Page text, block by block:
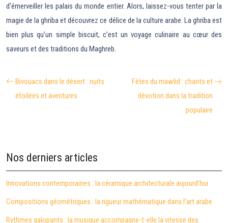
d’émerveiller les palais du monde entier. Alors, laissez-vous tenter par la
magie de la ghriba et découvrez ce délice de la culture arabe. La ghriba est
bien plus qu’un simple biscuit, c’est un voyage culinaire au cœur des
saveurs et des traditions du Maghreb.
Bivouacs dans le désert : nuits
étoilées et aventures
Fêtes du mawlid : chants et
dévotion dans la tradition
populaire
Nos derniers articles
Innovations contemporaines : la céramique architecturale aujourd’hui
Compositions géométriques : la rigueur mathématique dans l’art arabe
Rythmes galopants : la musique accompagne-t-elle la vitesse des